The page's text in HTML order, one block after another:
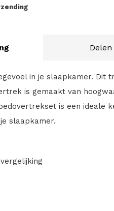
Delen
in je slaapkamer. Dit
is gemaakt van
is een ideale
slaapkamer.